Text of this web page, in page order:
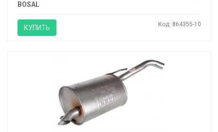
BOSAL
КУПИТЬ Код: 864355-10